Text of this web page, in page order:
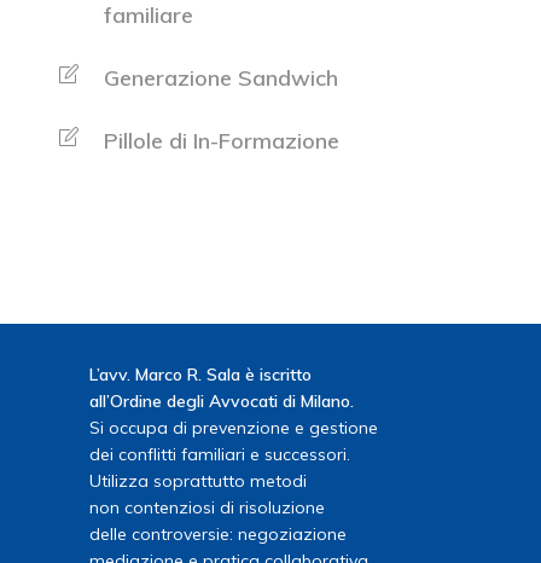
familiare
Generazione Sandwich
Pillole di In-Formazione
L’avv. Marco R. Sala è iscritto
all’Ordine degli Avvocati di Milano.
Si occupa di prevenzione e gestione
dei conflitti familiari e successori.
Utilizza soprattutto metodi
non contenziosi di risoluzione
delle controversie: negoziazione